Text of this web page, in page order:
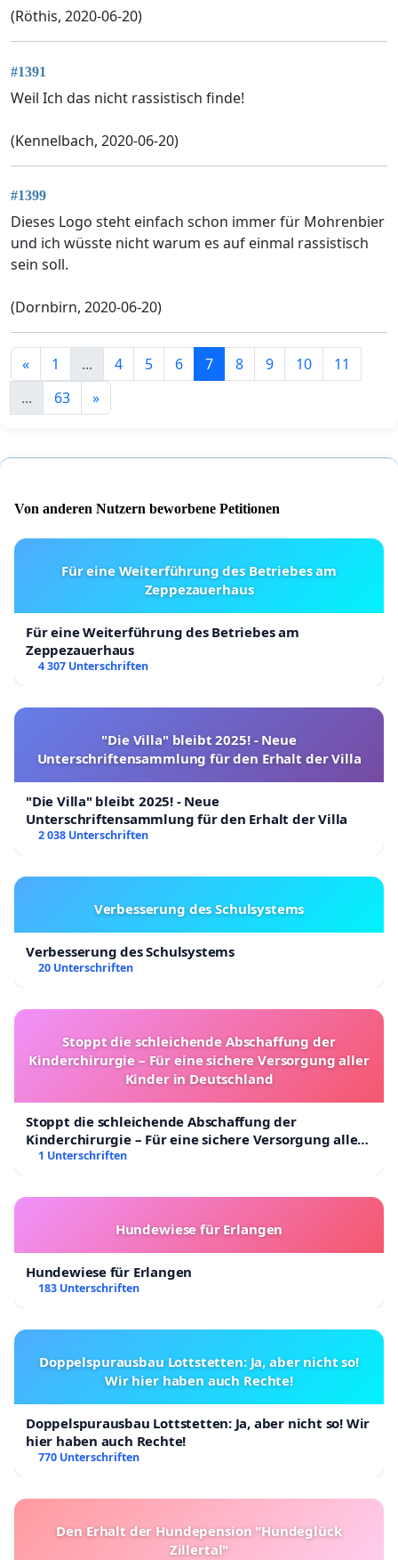
(Röthis, 2020-06-20)
#1391
Weil Ich das nicht rassistisch finde!
(Kennelbach, 2020-06-20)
#1399
Dieses Logo steht einfach schon immer für Mohrenbier
und ich wüsste nicht warum es auf einmal rassistisch
sein soll.
(Dornbirn, 2020-06-20)
« 1 ... 4 5 6 7 8 9 10
11
...
63 »
Von anderen Nutzern beworbene Petitionen
Für eine Weiterführung des Betriebes am
Zeppezauerhaus
Für eine Weiterführung des Betriebes am
Zeppezauerhaus
4 307 Unterschriften
"Die Villa" bleibt 2025! - Neue
Unterschriftensammlung für den Erhalt der Villa
"Die Villa" bleibt 2025! - Neue
Unterschriftensammlung für den Erhalt der Villa
2 038 Unterschriften
Verbesserung des Schulsystems
Verbesserung des Schulsystems
20 Unterschriften
Stoppt die schleichende Abschaffung der
Kinderchirurgie – Für eine sichere Versorgung aller
Kinder in Deutschland
Stoppt die schleichende Abschaffung der
Kinderchirurgie – Für eine sichere Versorgung aller
Kinder in Deutschland
1 Unterschriften
Hundewiese für Erlangen
Hundewiese für Erlangen
183 Unterschriften
Doppelspurausbau Lottstetten: Ja, aber nicht so!
Wir hier haben auch Rechte!
Doppelspurausbau Lottstetten: Ja, aber nicht so! Wir
hier haben auch Rechte!
770 Unterschriften
Den Erhalt der Hundepension "Hundeglück
Zillertal"